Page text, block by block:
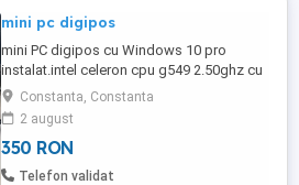
mini pc digipos
mini PC digipos cu Windows 10 pro
instalat.intel celeron cpu g549 2.50ghz cu
8 GB DDR3 are ssd de 240 GB și hdd de
500 GB și alimentator de 24v și 8,5
a.separat pot da monitor tastatură și
mouse.
Constanta, Constanta
2 august
350 RON
Telefon validat